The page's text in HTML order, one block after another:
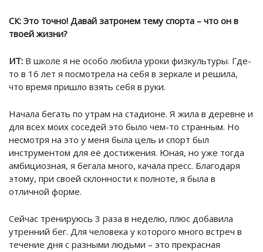
СК: Это точно! Давай затронем тему спорта – что он в
твоей жизни?
ИТ: В школе я не особо любила уроки физкультуры. Где-
то в 16 лет я посмотрела на себя в зеркале и решила,
что время пришло взять себя в руки.
Начала бегать по утрам на стадионе. Я жила в деревне и
для всех моих соседей это было чем-то странным. Но
несмотря на это у меня была цель и спорт был
инструментом для её достижения. Юная, но уже тогда
амбициозная, я бегала много, качала пресс. Благодаря
этому, при своей склонности к полноте, я была в
отличной форме.
Сейчас тренируюсь 3 раза в неделю, плюс добавила
утренний бег. Для человека у которого много встреч в
течение дня с разными людьми – это прекрасная